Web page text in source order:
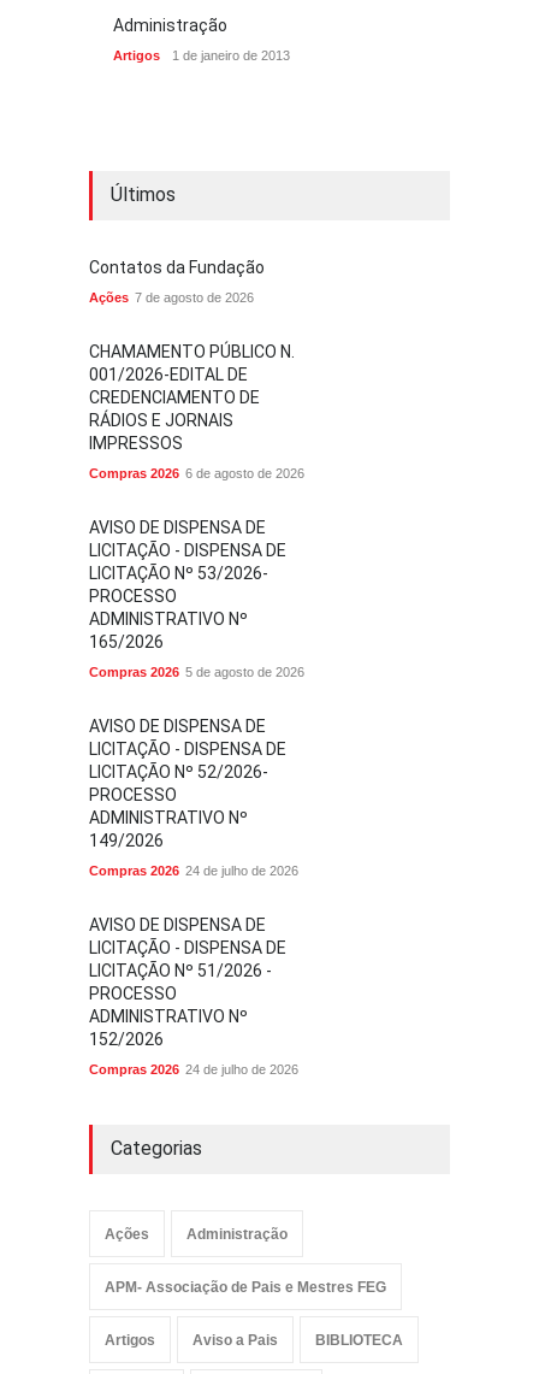
Administração
Artigos 1 de janeiro de 2013
Últimos
Contatos da Fundação
Ações 7 de agosto de 2026
CHAMAMENTO PÚBLICO N.
001/2026-EDITAL DE
CREDENCIAMENTO DE
RÁDIOS E JORNAIS
IMPRESSOS
Compras 2026 6 de agosto de 2026
AVISO DE DISPENSA DE
LICITAÇÃO - DISPENSA DE
LICITAÇÃO Nº 53/2026-
PROCESSO
ADMINISTRATIVO Nº
165/2026
Compras 2026 5 de agosto de 2026
AVISO DE DISPENSA DE
LICITAÇÃO - DISPENSA DE
LICITAÇÃO Nº 52/2026-
PROCESSO
ADMINISTRATIVO Nº
149/2026
Compras 2026 24 de julho de 2026
AVISO DE DISPENSA DE
LICITAÇÃO - DISPENSA DE
LICITAÇÃO Nº 51/2026 -
PROCESSO
ADMINISTRATIVO Nº
152/2026
Compras 2026 24 de julho de 2026
Categorias
Ações Administração
APM- Associação de Pais e Mestres FEG
Artigos Aviso a Pais BIBLIOTECA